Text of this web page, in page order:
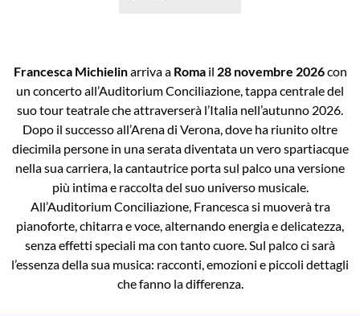
Francesca Michielinarriva a Romail 28 novembre 2026con
un concerto all’Auditorium Conciliazione, tappa centrale del
suo tour teatrale che attraverserà l’Italia nell’autunno 2026.
Dopo il successo all’Arena di Verona, dove ha riunito oltre
diecimila persone in una serata diventata un vero spartiacque
nella sua carriera, la cantautrice porta sul palco una versione
più intima e raccolta del suo universo musicale.
All’Auditorium Conciliazione, Francesca si muoverà tra
pianoforte, chitarra e voce, alternando energia e delicatezza,
senza effetti speciali ma con tanto cuore. Sul palco ci sarà
l’essenza della sua musica: racconti, emozioni e piccoli dettagli
che fanno la differenza.